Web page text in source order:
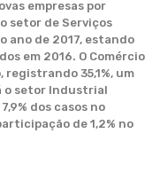
empresas por
setor de Serviços
ano de 2017, estando
em 2016. O Comércio
35,1%, um
o setor Industrial
dos casos no
de 1,2% no